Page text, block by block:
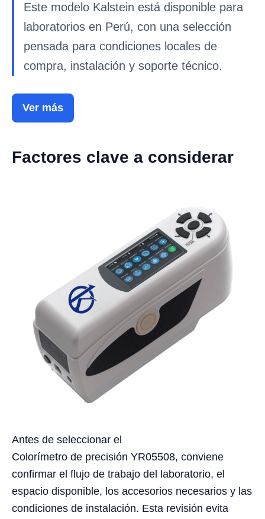
Este modelo Kalstein está disponible para
laboratorios en Perú, con una selección
pensada para condiciones locales de
compra, instalación y soporte técnico.
Ver más
Factores clave a considerar
Antes de seleccionar el
Colorímetro de precisión YR05508, conviene
confirmar el flujo de trabajo del laboratorio, el
espacio disponible, los accesorios necesarios y las
condiciones de instalación. Esta revisión evita